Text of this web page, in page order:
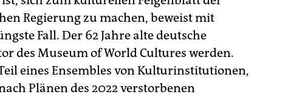
Regierung zu machen, beweist mit
Fall. Der 62 Jahre alte deutsche
des Museum of World Cultures werden.
eines Ensembles von Kulturinstitutionen,
Plänen des 2022 verstorbenen